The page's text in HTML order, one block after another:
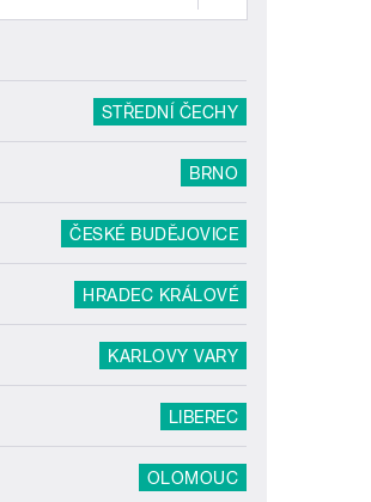
STŘEDNÍ ČECHY
BRNO
ČESKÉ BUDĚJOVICE
HRADEC KRÁLOVÉ
KARLOVY VARY
LIBEREC
OLOMOUC